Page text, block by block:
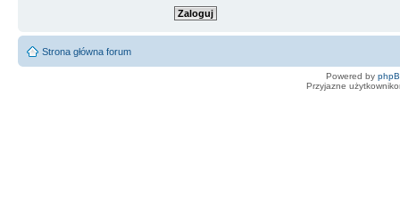
Strona główna forum
Powered by
Przyjazne